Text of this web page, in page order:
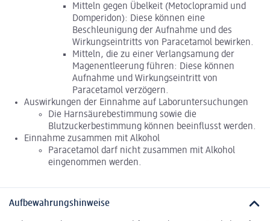
Mitteln gegen Übelkeit (Metoclopramid und
Domperidon): Diese können eine
Beschleunigung der Aufnahme und des
Wirkungseintritts von Paracetamol bewirken.
Mitteln, die zu einer Verlangsamung der
Magenentleerung führen: Diese können
Aufnahme und Wirkungseintritt von
Paracetamol verzögern.
Auswirkungen der Einnahme auf Laboruntersuchungen
Die Harnsäurebestimmung sowie die
Blutzuckerbestimmung können beeinflusst werden.
Einnahme zusammen mit Alkohol
Paracetamol darf nicht zusammen mit Alkohol
eingenommen werden.
Aufbewahrungshinweise